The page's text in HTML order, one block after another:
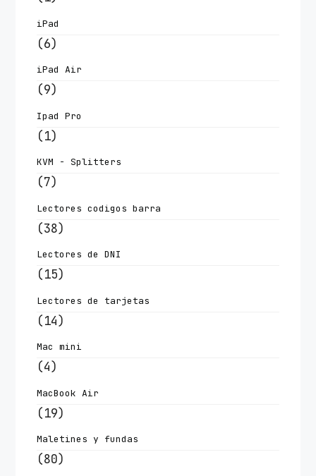
iPad
(6)
iPad Air
(9)
Ipad Pro
(1)
KVM - Splitters
(7)
Lectores codigos barra
(38)
Lectores de DNI
(15)
Lectores de tarjetas
(14)
Mac mini
(4)
MacBook Air
(19)
Maletines y fundas
(80)